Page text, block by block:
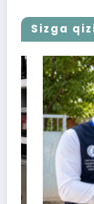
Sizga